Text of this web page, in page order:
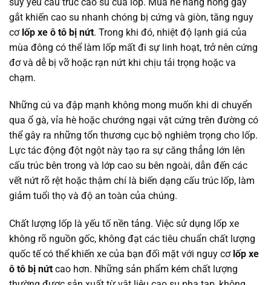
gắt khiến cao su nhanh chóng bị cứng và giòn, tăng nguy
cơ lốp xe ô tô bị nứt. Trong khi đó, nhiệt độ lạnh giá của
mùa đông có thể làm lốp mất đi sự linh hoạt, trở nên cứng
đơ và dễ bị vỡ hoặc rạn nứt khi chịu tải trọng hoặc va
chạm.
Những cú va đập mạnh không mong muốn khi di chuyển
qua ổ gà, vỉa hè hoặc chướng ngại vật cứng trên đường có
thể gây ra những tổn thương cục bộ nghiêm trọng cho lốp.
Lực tác động đột ngột này tạo ra sự căng thẳng lớn lên
cấu trúc bên trong và lớp cao su bên ngoài, dẫn đến các
vết nứt rõ rệt hoặc thậm chí là biến dạng cấu trúc lốp, làm
giảm tuổi thọ và độ an toàn của chúng.
Chất lượng lốp là yếu tố nền tảng. Việc sử dụng lốp xe
không rõ nguồn gốc, không đạt các tiêu chuẩn chất lượng
quốc tế có thể khiến xe của bạn đối mặt với nguy cơ lốp xe
ô tô bị nứt cao hơn. Những sản phẩm kém chất lượng